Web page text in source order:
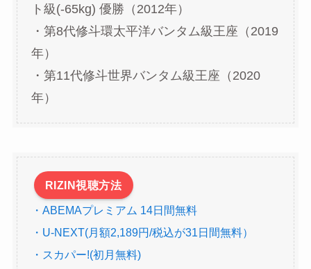
ト級(-65kg) 優勝（2012年）
・第8代修斗環太平洋バンタム級王座（2019
年）
・第11代修斗世界バンタム級王座（2020
年）
RIZIN視聴方法
・ABEMAプレミアム 14日間無料
・U-NEXT(月額2,189円/税込が31日間無料）
・スカパー!(初月無料)